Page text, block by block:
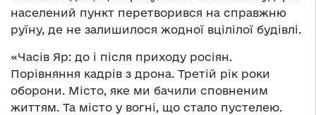
населений пункт перетворився на справжню
руїну, де не залишилося жодної вцілілої будівлі.
«Часів Яр: до і після приходу росіян.
Порівняння кадрів з дрона. Третій рік роки
оборони. Місто, яке ми бачили сповненим
життям. Та місто у вогні, що стало пустелею.